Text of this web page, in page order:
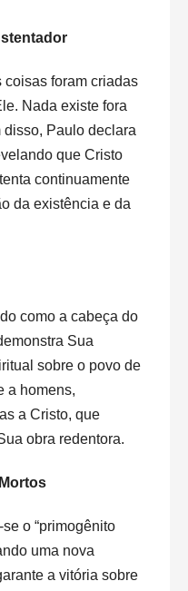
coisas foram criadas
Nada existe fora
disso, Paulo declara
que Cristo
continuamente
da existência e da
como a cabeça do
Sua
sobre o povo de
a homens,
a Cristo, que
obra redentora.
o “primogênito
uma nova
a vitória sobre